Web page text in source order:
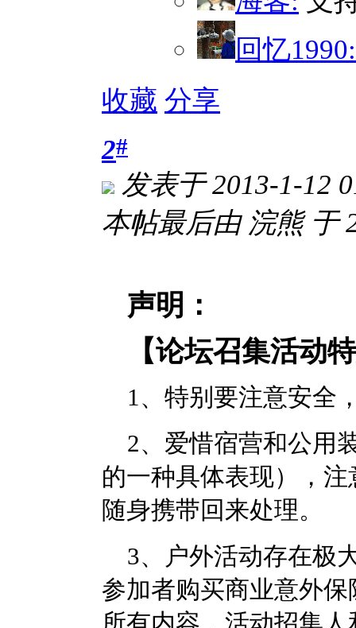
回忆1990:
收藏 分享
2#
发表于 2013-1-12
本帖最后由 浣熊 于
声明：
【论坛召集活动
1 、特别要注意安全
2、爱惜宿营和公用
的一种具体表现），
随身携带回来处理。
3、户外活动存在极
参加者购买商业意外